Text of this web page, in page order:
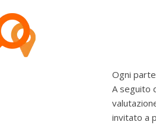
Ogni
A seguito
invitato a